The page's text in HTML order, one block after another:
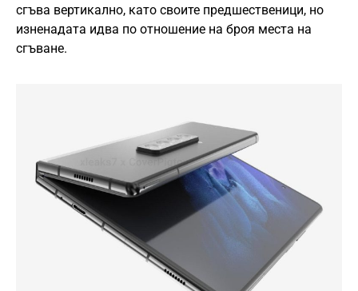
сгъва вертикално, като своите предшественици, но
изненадата идва по отношение на броя места на
сгъване.